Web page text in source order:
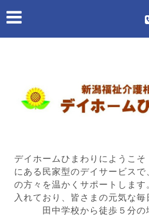
デイホームひまわりにようこ
にある民家型のデイサービス
の方々を温かくサポートしま
入れており、皆さまの元気な
田中学校から徒歩５分の